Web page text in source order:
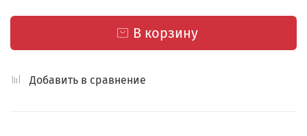
В корзину
Добавить в сравнение